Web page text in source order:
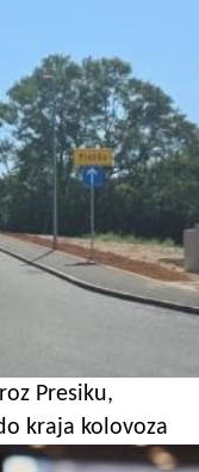
Presiku,
kraja kolovoza